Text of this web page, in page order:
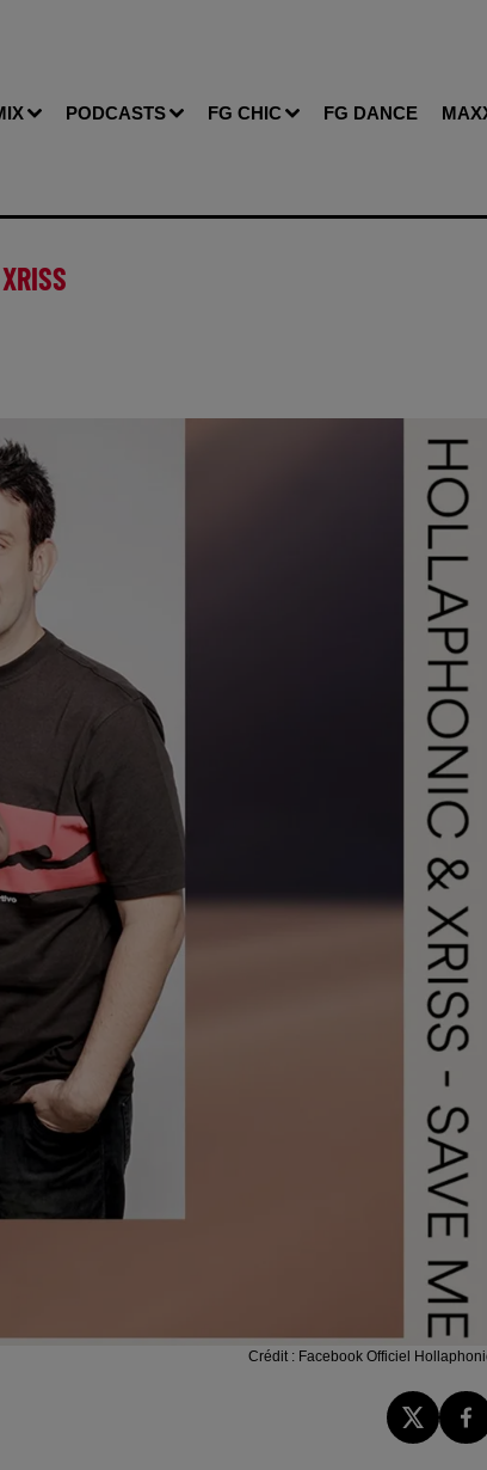
PODCASTS FG CHIC FG DANCE
Crédit : Facebook Officiel